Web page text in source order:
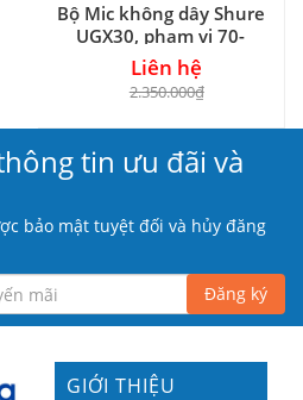
Bộ Mic không dây Shure
UGX30, phạm vi 70-
100m
Liên hệ
2.350.000₫
tin ưu đãi và
bảo mật tuyệt đối và hủy đăng
Đăng ký
GIỚI THIỆU